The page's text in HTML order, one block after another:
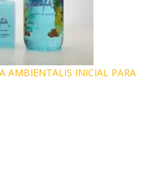
AMBIENTALIS INICIAL PARA